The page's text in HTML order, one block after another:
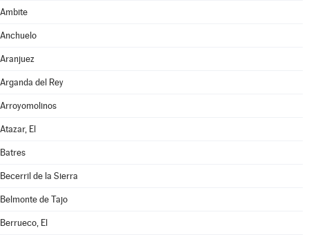
Ambite
Anchuelo
Aranjuez
Arganda del Rey
Arroyomolinos
Atazar, El
Batres
Becerril de la Sierra
Belmonte de Tajo
Berrueco, El